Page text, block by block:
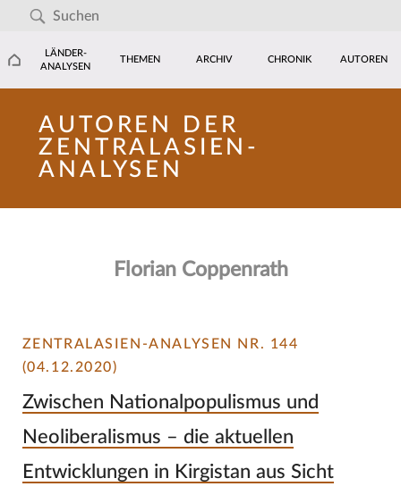
LÄNDER-
ANALYSEN
THEMEN ARCHIV CHRONIK AUTOREN
AUTOREN DER
ZENTRALASIEN-
ANALYSEN
Florian Coppenrath
ZENTRALASIEN-ANALYSEN NR. 144
(04.12.2020)
Zwischen Nationalpopulismus und
Neoliberalismus – die aktuellen
Entwicklungen in Kirgistan aus Sicht